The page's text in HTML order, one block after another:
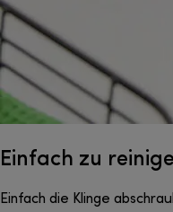
Einfach zu
Einfach die Klinge